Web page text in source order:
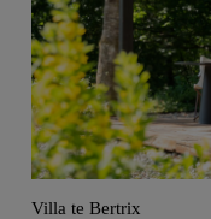
Villa te Bertrix